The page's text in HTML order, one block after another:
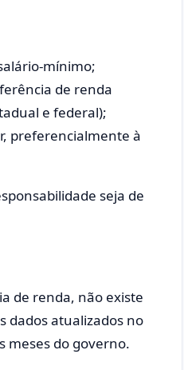
mínimo;
de renda
e federal);
preferencialmente à
seja de
de renda, não existe
dados atualizados no
meses do governo.